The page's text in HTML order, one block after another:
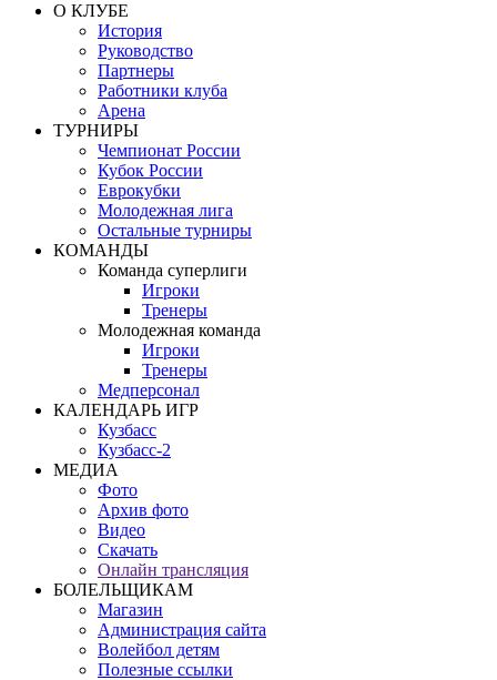
О КЛУБЕ
История
Руководство
Партнеры
Работники клуба
Арена
ТУРНИРЫ
Чемпионат России
Кубок России
Еврокубки
Молодежная лига
Остальные турниры
КОМАНДЫ
Команда суперлиги
Игроки
Тренеры
Молодежная команда
Игроки
Тренеры
Медперсонал
КАЛЕНДАРЬ ИГР
Кузбасс
Кузбасс-2
МЕДИА
Фото
Архив фото
Видео
Скачать
Онлайн трансляция
БОЛЕЛЬЩИКАМ
Магазин
Администрация сайта
Волейбол детям
Полезные ссылки